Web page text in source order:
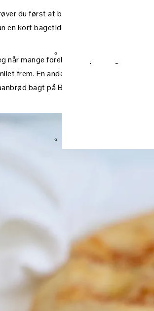
du først at bage dine egne naanbrød,
en kort bagetid.
når mange forelskelser på en uge. Den
frem. En anden dag er det en
bagt på Bagestålet.